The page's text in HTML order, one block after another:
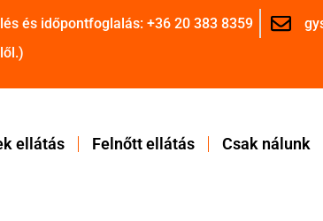
és időpontfoglalás: +36 20 383 8359
ellátás Felnőtt ellátás Csak nálunk